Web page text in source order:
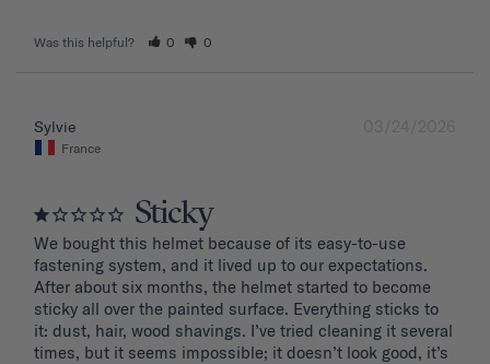
Was this helpful? 0 0
03/24/2026
Sylvie
France
Sticky
We bought this helmet because of its easy-to-use
fastening system, and it lived up to our expectations.
After about six months, the helmet started to become
sticky all over the painted surface. Everything sticks to
it: dust, hair, wood shavings. I’ve tried cleaning it several
times, but it seems impossible; it doesn’t look good, it’s